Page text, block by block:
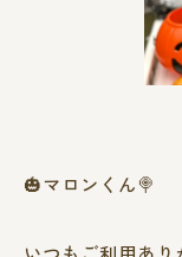
🎃マロンくん🍭